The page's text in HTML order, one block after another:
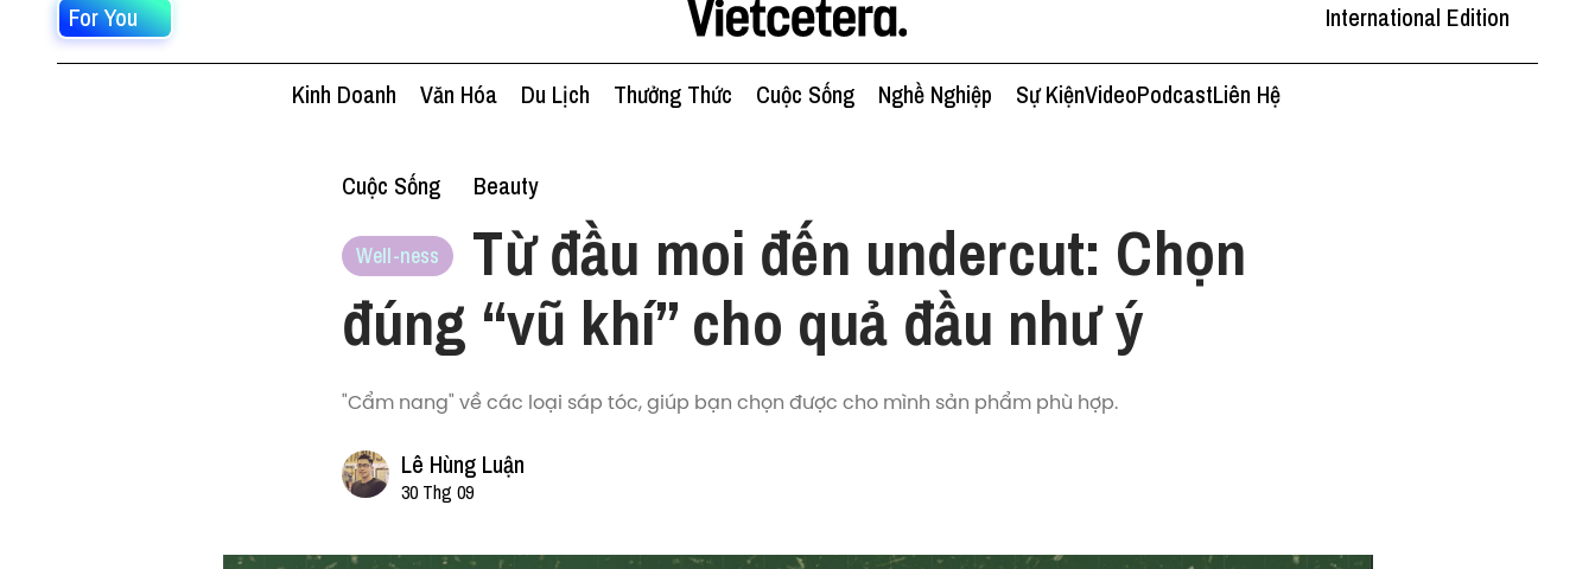
For You International Edition
Kinh Doanh Văn Hóa Du Lịch Thưởng Thức Cuộc Sống Nghề Nghiệp Sự KiệnVideoPodcastLiên Hệ
Cuộc Sống Beauty
Well-ness
Từ đầu moi đến undercut: Chọn
đúng “vũ khí” cho quả đầu như ý
"Cẩm nang" về các loại sáp tóc, giúp bạn chọn được cho mình sản phẩm phù hợp.
Lê Hùng Luận
30 Thg 09